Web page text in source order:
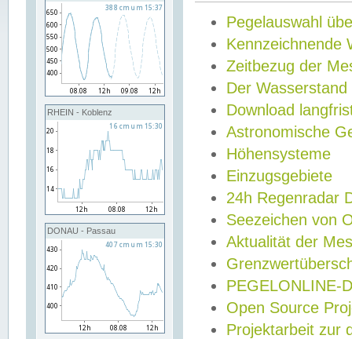
RHEIN - Koblenz
DONAU - Passau
Pegelauswahl
Kennzeichnende
Zeitbezug der
Der Wasserstand
Download
Astronomische
Höhensysteme
Einzugsgebiete
24h Regenradar
Seezeichen von
Aktualität der
PEGELONLINE-
Open Source
Projektarbeit zur